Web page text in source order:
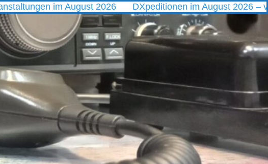
im August 2026 DXpeditionen im August 2026 – vom